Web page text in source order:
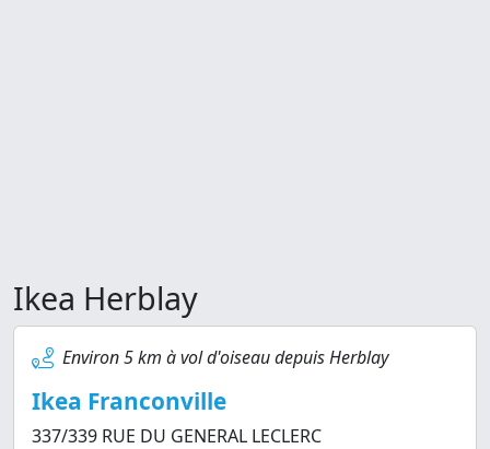
Ikea Herblay
Environ 5 km à vol d'oiseau depuis Herblay
Ikea Franconville
337/339 RUE DU GENERAL LECLERC